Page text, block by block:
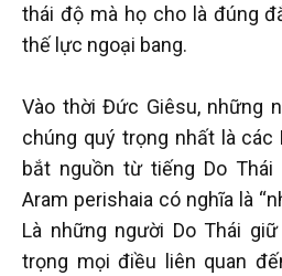
thái độ mà họ cho là đúng
thế lực ngoại bang.
Vào thời Đức Giêsu, những
chúng quý trọng nhất là các
bắt nguồn từ tiếng Do Thái
Aram perishaia có nghĩa là
Là những người Do Thái
trọng mọi điều liên quan